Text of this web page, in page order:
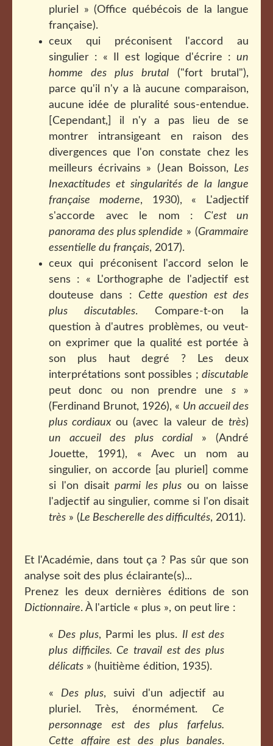
pluriel » (Office québécois de la langue
française).
ceux qui préconisent l'accord au
singulier : « Il est logique d'écrire : un
homme des plus brutal ("fort brutal"),
parce qu'il n'y a là aucune comparaison,
aucune idée de pluralité sous-entendue.
[Cependant,] il n'y a pas lieu de se
montrer intransigeant en raison des
divergences que l'on constate chez les
meilleurs écrivains » (Jean Boisson, Les
Inexactitudes et singularités de la langue
française moderne, 1930), « L'adjectif
s'accorde avec le nom : C'est un
panorama des plus splendide » (Grammaire
essentielle du français, 2017).
ceux qui préconisent l'accord selon le
sens : « L'orthographe de l'adjectif est
douteuse dans : Cette question est des
plus discutables. Compare-t-on la
question à d'autres problèmes, ou veut-
on exprimer que la qualité est portée à
son plus haut degré ? Les deux
interprétations sont possibles ; discutable
peut donc ou non prendre une s»
(Ferdinand Brunot, 1926), « Un accueil des
plus cordiaux ou (avec la valeur detrès)
un accueil des plus cordial» (André
Jouette, 1991), « Avec un nom au
singulier, on accorde [au pluriel] comme
si l'on disait parmi les plus ou on laisse
l'adjectif au singulier, comme si l'on disait
très » (Le Bescherelle des difficultés, 2011).
Et l'Académie, dans tout ça ? Pas sûr que son
analyse soit des plus éclairante(s)...
Prenez les deux dernières éditions de son
Dictionnaire. À l'article « plus », on peut lire :
« Des plus, Parmi les plus. Il est des
plus difficiles. Ce travail est des plus
délicats » (huitième édition, 1935).
« Des plus, suivi d'un adjectif au
pluriel. Très, énormément. Ce
personnage est des plus farfelus.
Cette affaire est des plus banales.